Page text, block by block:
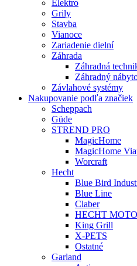
Elektro
Grily
Stavba
Vianoce
Zariadenie dielní
Záhrada
Záhradná
Záhradný
Závlahové systémy
Nakupovanie podľa značiek
Scheppach
Güde
STREND PRO
MagicHome
MagicHome
Worcraft
Hecht
Blue Bird
Blue Line
Claber
HECHT
King Grill
X-PETS
Ostatné
Garland